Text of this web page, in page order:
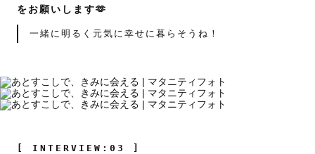
をお願いします🫶
一緒に明るく元気に幸せに暮らそうね！
[ INTERVIEW:03 ]